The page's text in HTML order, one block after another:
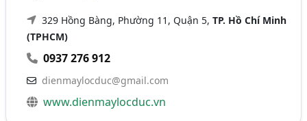
329 Hồng Bàng, Phường 11, Quận 5,TP. Hồ Chí Minh
(TPHCM)
0937 276 912
dienmaylocduc@gmail.com
www.dienmaylocduc.vn